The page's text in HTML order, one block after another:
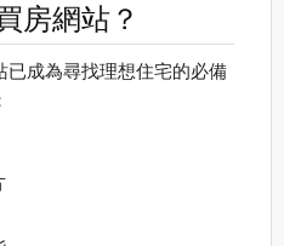
房網站？
已成為尋找理想住宅的必備